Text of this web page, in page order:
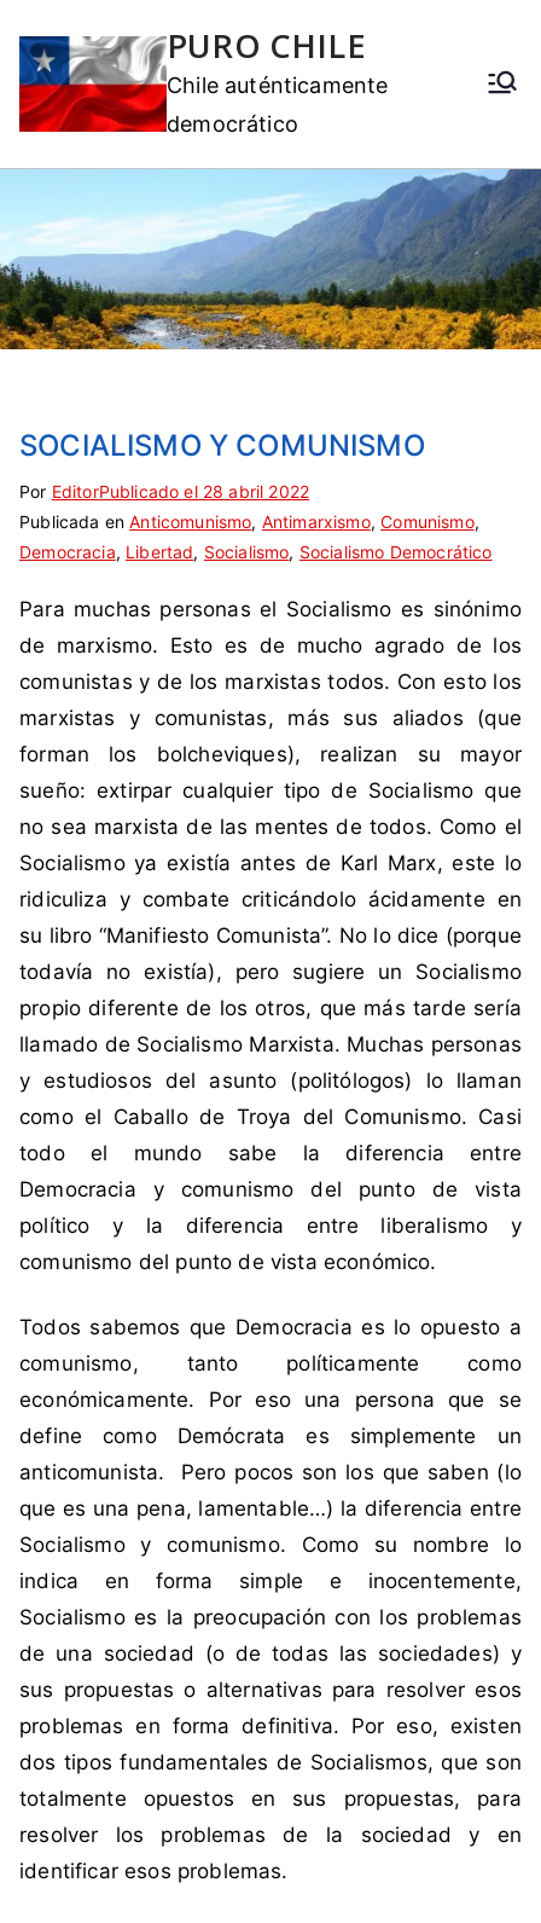
PURO CHILE
Chile auténticamente
democrático
SOCIALISMO Y COMUNISMO
Por EditorPublicado el 28 abril 2022
Publicada enAnticomunismo, Antimarxismo,Comunismo,
Democracia, Libertad, Socialismo, Socialismo Democrático
E
t
i
u
e
t
a
c
o
m
n
t
i
c
m
u
n
i
s
a
C
a
p
i
l
i
s
m
C
o
m
u
s
S
i
n
o
m
e
a
r
i
o
Para muchas personas el Socialismo es sinónimo
de marxismo. Esto es de mucho agrado de los
comunistas y de los marxistas todos. Con esto los
marxistas y comunistas, más sus aliados (que
forman los bolcheviques), realizan su mayor
sueño: extirpar cualquier tipo de Socialismo que
no sea marxista de las mentes de todos. Como el
Socialismo ya existía antes de Karl Marx, este lo
ridiculiza y combate criticándolo ácidamente en
su libro “Manifiesto Comunista”. No lo dice (porque
todavía no existía), pero sugiere un Socialismo
propio diferente de los otros, que más tarde sería
llamado de Socialismo Marxista. Muchas personas
y estudiosos del asunto (politólogos) lo llaman
como el Caballo de Troya del Comunismo. Casi
todo el mundo sabe la diferencia entre
Democracia y comunismo del punto de vista
político y la diferencia entre liberalismo y
comunismo del punto de vista económico.
Todos sabemos que Democracia es lo opuesto a
comunismo, tanto políticamente como
económicamente. Por eso una persona que se
define como Demócrata es simplemente un
anticomunista. Pero pocos son los que saben (lo
que es una pena, lamentable…) la diferencia entre
Socialismo y comunismo. Como su nombre lo
indica en forma simple e inocentemente,
Socialismo es la preocupación con los problemas
de una sociedad (o de todas las sociedades) y
sus propuestas o alternativas para resolver esos
problemas en forma definitiva. Por eso, existen
dos tipos fundamentales de Socialismos, que son
totalmente opuestos en sus propuestas, para
resolver los problemas de la sociedad y en
identificar esos problemas.